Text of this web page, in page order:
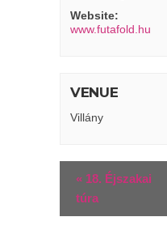
Website:
www.futafold.hu
VENUE
Villány
« 18. Éjszakai
túra